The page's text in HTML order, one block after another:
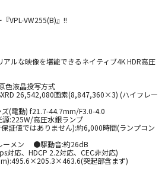
VPL-VW255(B)』!!
ルな映像を堪能できるネイティブ4K HDR高圧
色液晶投写方式
26,542,080画素(8,847,360×3) (ハイフレー
(電動) f21.7-44.7mm/F3.0-4.0
:225W/高圧水銀ランプ
証値ではありません):約6,000時間(ランプコン
ーメン ●駆動音:約26dB
対応、HDCP 2.2対応、CEC非対応)
突起部含まず)